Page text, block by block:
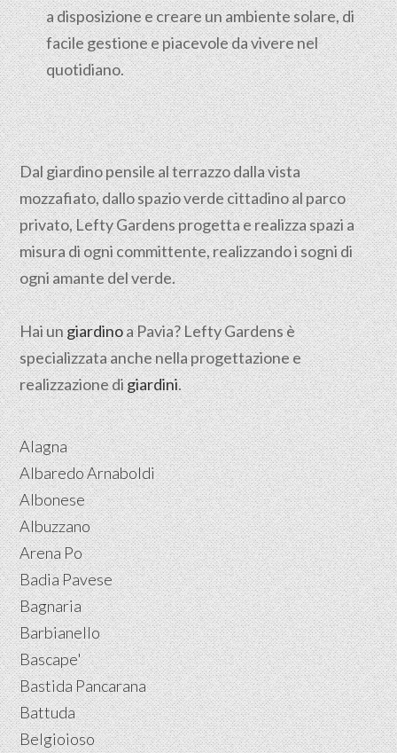
a disposizione e creare un ambiente solare, di
facile gestione e piacevole da vivere nel
quotidiano.
Dal giardino pensile al terrazzo dalla vista
mozzafiato, dallo spazio verde cittadino al parco
privato, Lefty Gardens progetta e realizza spazi a
misura di ogni committente, realizzando i sogni di
ogni amante del verde.
Hai ungiardinoa Pavia? Lefty Gardens è
specializzata anche nella progettazione e
realizzazione digiardini.
Alagna
Albaredo Arnaboldi
Albonese
Albuzzano
Arena Po
Badia Pavese
Bagnaria
Barbianello
Bascape'
Bastida Pancarana
Battuda
Belgioioso